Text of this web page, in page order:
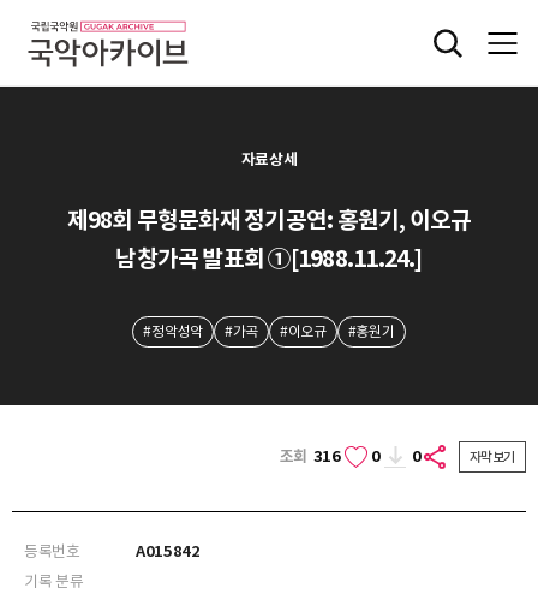
자료상세
제98회 무형문화재 정기공연: 홍원기, 이오규
남창가곡 발표회 ①[1988.11.24.]
#정악성악 #가곡 #이오규 #홍원기
조회 316 0 0 자막보기
등록번호
A015842
기록 분류